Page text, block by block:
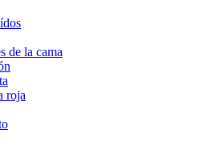
de la cama
roja